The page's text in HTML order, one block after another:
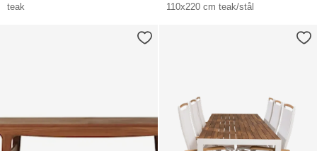
teak
110x220 cm teak/stål